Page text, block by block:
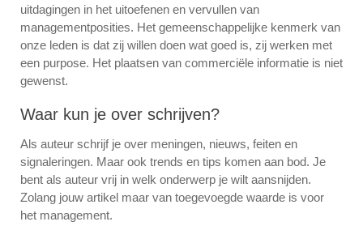
uitdagingen in het uitoefenen en vervullen van
managementposities. Het gemeenschappelijke kenmerk van
onze leden is dat zij willen doen wat goed is, zij werken met
een purpose. Het plaatsen van commerciële informatie is niet
gewenst.
Waar kun je over schrijven?
Als auteur schrijf je over meningen, nieuws, feiten en
signaleringen. Maar ook trends en tips komen aan bod. Je
bent als auteur vrij in welk onderwerp je wilt aansnijden.
Zolang jouw artikel maar van toegevoegde waarde is voor
het management.